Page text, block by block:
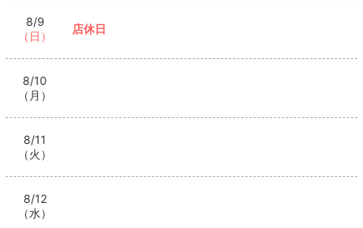
8/9
（日）
店休日
8/10
（月）
8/11
（火）
8/12
（水）